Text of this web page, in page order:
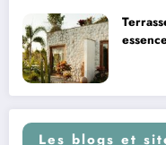
Les blogs et